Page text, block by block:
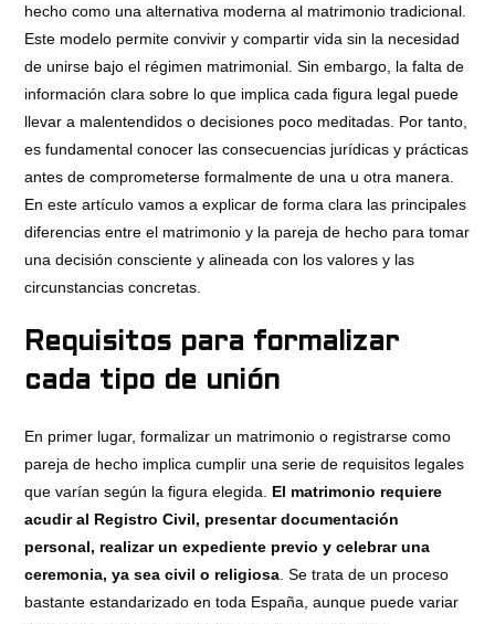
hecho como una alternativa moderna al matrimonio tradicional.
Este modelo permite convivir y compartir vida sin la necesidad
de unirse bajo el régimen matrimonial. Sin embargo, la falta de
información clara sobre lo que implica cada figura legal puede
llevar a malentendidos o decisiones poco meditadas. Por tanto,
es fundamental conocer las consecuencias jurídicas y prácticas
antes de comprometerse formalmente de una u otra manera.
En este artículo vamos a explicar de forma clara las principales
diferencias entre el matrimonio y la pareja de hecho para tomar
una decisión consciente y alineada con los valores y las
circunstancias concretas.
Requisitos para formalizar
cada tipo de unión
En primer lugar, formalizar un matrimonio o registrarse como
pareja de hecho implica cumplir una serie de requisitos legales
que varían según la figura elegida. El matrimonio requiere
acudir al Registro Civil, presentar documentación
personal, realizar un expediente previo y celebrar una
ceremonia, ya sea civil o religiosa . Se trata de un proceso
bastante estandarizado en toda España, aunque puede variar